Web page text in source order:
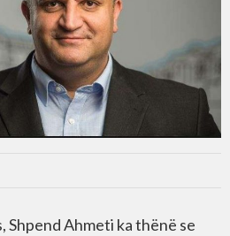
Shpend Ahmeti ka thënë se